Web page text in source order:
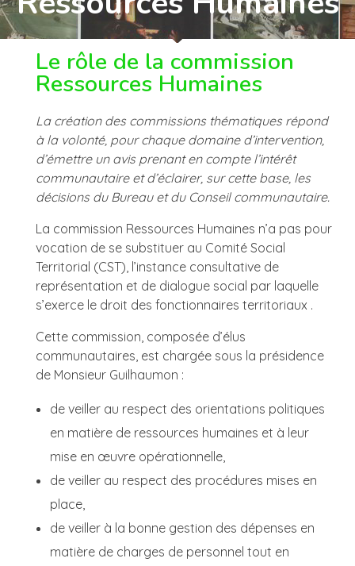
Commission Enfance-Jeunesse / Affaires
scolaires
Commission Culture-Tourisme-Sport
Commission Environnement-Assainissement
Commission Intercommunale d’Accessibilité
Commission Ressources Humaines
Commission Travaux
Commission Urbanisme / Aménagement /
Numérique
Plan local d’urbanisme intercommunal : le dossier
complet
Enquête publique du PLUi Bastides et Vallons du
Gers
Charte de l’utilisateur du registre dématérialisé de
l’enquête publique
Gestion des déchets
Le rôle de la commission
Ressources Humaines
La création des commissions thématiques répond
à la volonté, pour chaque domaine d’intervention,
d’émettre un avis prenant en compte l’intérêt
communautaire et d’éclairer, sur cette base, les
décisions du Bureau et du Conseil communautaire.
La commission Ressources Humaines n’a pas pour
vocation de se substituer au Comité Social
Territorial (CST), l’instance consultative de
représentation et de dialogue social par laquelle
s’exerce le droit des fonctionnaires territoriaux .
Cette commission, composée d’élus
communautaires, est chargée sous la présidence
de Monsieur Guilhaumon :
de veiller au respect des orientations politiques
en matière de ressources humaines et à leur
mise en œuvre opérationnelle,
de veiller au respect des procédures mises en
place,
de veiller à la bonne gestion des dépenses en
matière de charges de personnel tout en